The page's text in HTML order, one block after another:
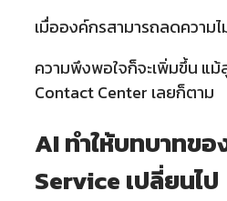
เมื่อองค์กรสามารถลดความ
ความพึงพอใจก็จะเพิ่มขึ้น แ
Contact Center เลยก็ตาม
AI ทำให้บทบาทข
Service เปลี่ยนไป